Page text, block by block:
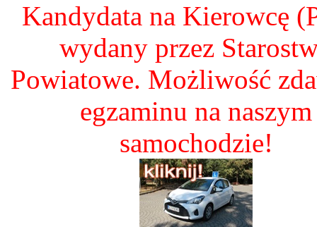
Kandydata na Kierowcę
wydany przez
Powiatowe. Możliwość
egzaminu na naszym
samochodzie!